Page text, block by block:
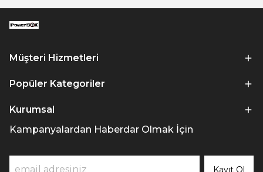
Müşteri Hizmetleri
Popüler Kategoriler
Kurumsal
Kampanyalardan Haberdar Olmak İçin
Kayıt Ol